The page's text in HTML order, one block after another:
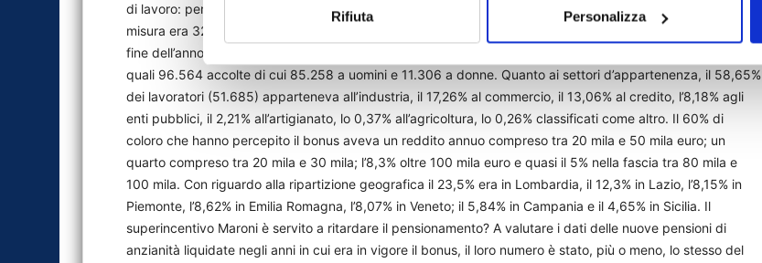
Rifiuta Personalizza
di lavoro: per il rinvio della pensione, ottenevano in busta paga i contributi destinati alla pensione (allora la
misura era 32,70%, oggi è salita al 33%), in regime di esenzione fiscale. Il superincentivo è scaduto alla
fine dell’anno 2007 e, stando ai dati Inps, dal novembre 2004 ha visto presentate 104.031 domande, delle
quali 96.564 accolte di cui 85.258 a uomini e 11.306 a donne. Quanto ai settori d’appartenenza, il 58,65%
dei lavoratori (51.685) apparteneva all’industria, il 17,26% al commercio, il 13,06% al credito, l’8,18% agli
enti pubblici, il 2,21% all’artigianato, lo 0,37% all’agricoltura, lo 0,26% classificati come altro. Il 60% di
coloro che hanno percepito il bonus aveva un reddito annuo compreso tra 20 mila e 50 mila euro; un
quarto compreso tra 20 mila e 30 mila; l’8,3% oltre 100 mila euro e quasi il 5% nella fascia tra 80 mila e
100 mila. Con riguardo alla ripartizione geografica il 23,5% era in Lombardia, il 12,3% in Lazio, l’8,15% in
Piemonte, l’8,62% in Emilia Romagna, l’8,07% in Veneto; il 5,84% in Campania e il 4,65% in Sicilia. Il
superincentivo Maroni è servito a ritardare il pensionamento? A valutare i dati delle nuove pensioni di
anzianità liquidate negli anni in cui era in vigore il bonus, il loro numero è stato, più o meno, lo stesso del